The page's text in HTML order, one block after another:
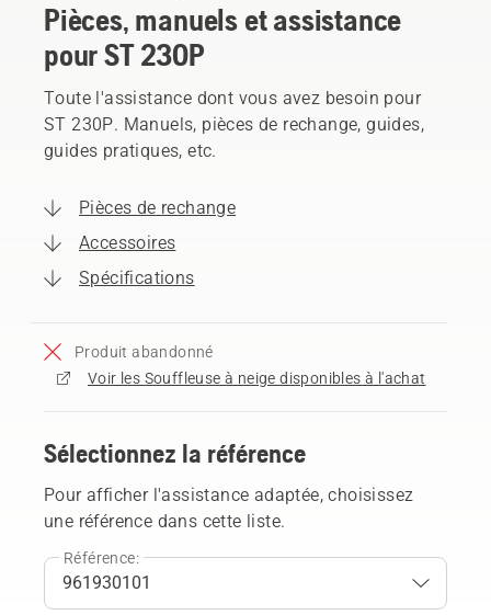
Pièces, manuels et assistance
pour ST 230P
Toute l'assistance dont vous avez besoin pour
ST 230P. Manuels, pièces de rechange, guides,
guides pratiques, etc.
Pièces de rechange
Accessoires
Spécifications
Produit abandonné
Voir les Souffleuse à neige disponibles à l'achat
Sélectionnez la référence
Pour afficher l'assistance adaptée, choisissez
une référence dans cette liste.
Référence: